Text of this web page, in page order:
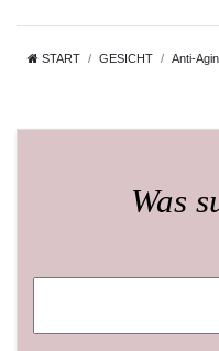
START GESICHT Anti-
Was